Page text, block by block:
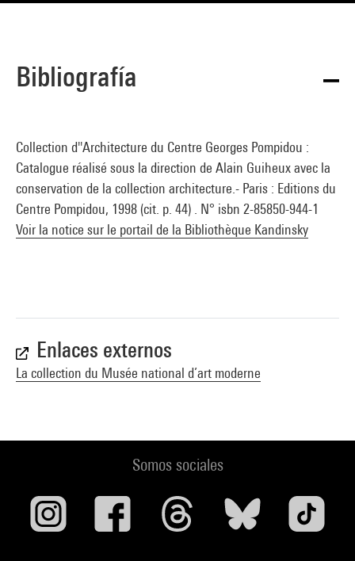
Bibliografía
Collection d''Architecture du Centre Georges Pompidou :
Catalogue réalisé sous la direction de Alain Guiheux avec la
conservation de la collection architecture.- Paris : Editions du
Centre Pompidou, 1998 (cit. p. 44) . N° isbn 2-85850-944-1
Voir la notice sur le portail de la Bibliothèque Kandinsky
Enlaces externos
La collection du Musée national d’art moderne
Somos sociales